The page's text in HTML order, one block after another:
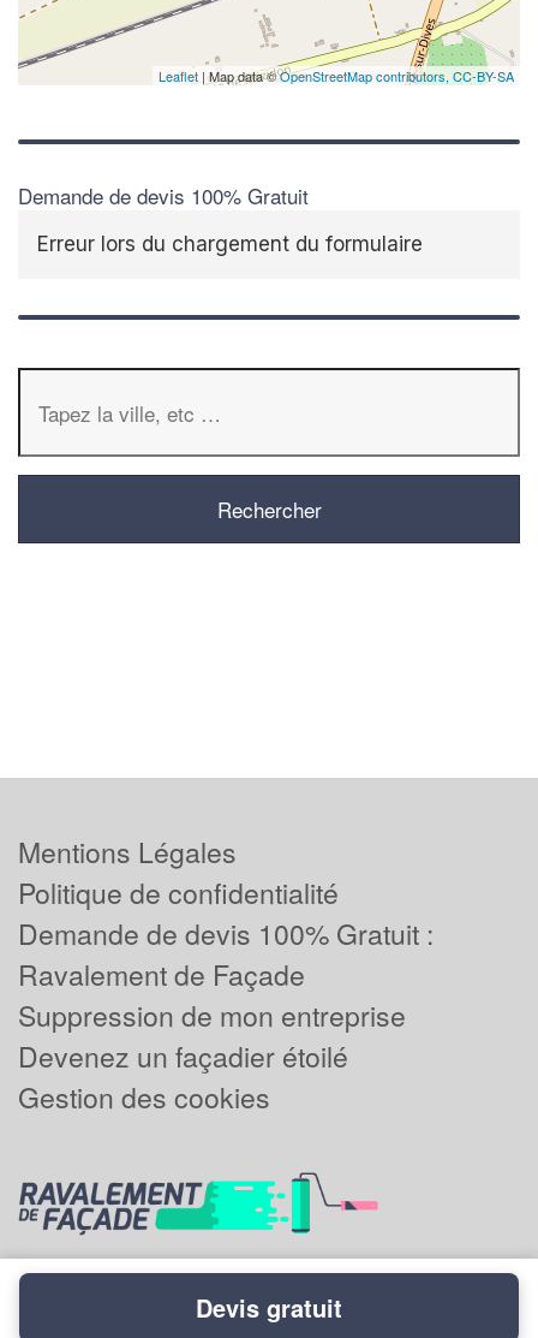
Leaflet | Map data ©OpenStreetMap contributors, CC-BY-SA
Demande de devis 100% Gratuit
Erreur lors du chargement du formulaire
Mentions Légales
Politique de confidentialité
Demande de devis 100% Gratuit :
Ravalement de Façade
Suppression de mon entreprise
Devenez un façadier étoilé
Gestion des cookies
Powered byPlus que pro
Devis gratuit